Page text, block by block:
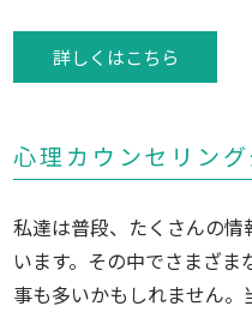
詳しくはこちら
心理カウンセリン
私達は普段、たくさんの
います。その中でさまざ
事も多いかもしれません